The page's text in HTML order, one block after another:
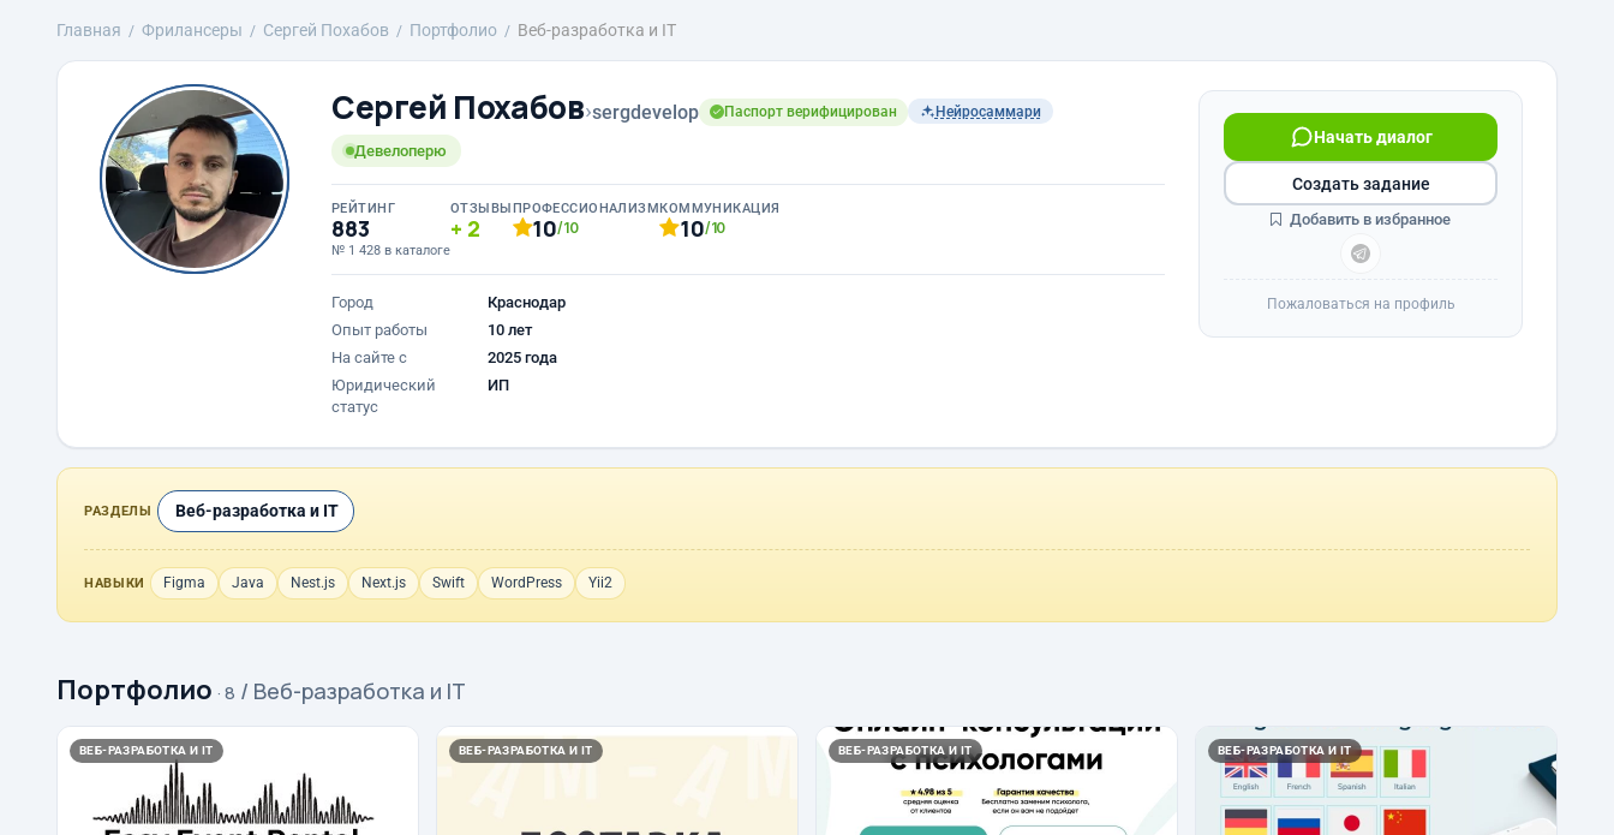
Главная Фрилансеры Сергей Похабов Портфолио Веб-разработка и IT
Сергей Похабов›sergdevelop Паспорт верифицирован Нейросаммари
Девелоперю
РЕЙТИНГ
883
№ 1 428 в каталоге
ОТЗЫВЫ
2
ПРОФЕССИОНАЛИЗМ
10/10
КОММУНИКАЦИЯ
10/10
Город
Краснодар
Опыт работы
10 лет
На сайте с
2025 года
Юридический
статус
ИП
Начать диалог
Создать задание
Добавить в избранное
Пожаловаться на профиль
РАЗДЕЛЫ Веб-разработка и IT
НАВЫКИ Figma Java Nest.js Next.js Swift WordPress Yii2
Портфолио · 8 / Веб-разработка и IT
ВЕБ-РАЗРАБОТКА И IT ВЕБ-РАЗРАБОТКА И IT ВЕБ-РАЗРАБОТКА И IT ВЕБ-РАЗРАБОТКА И IT